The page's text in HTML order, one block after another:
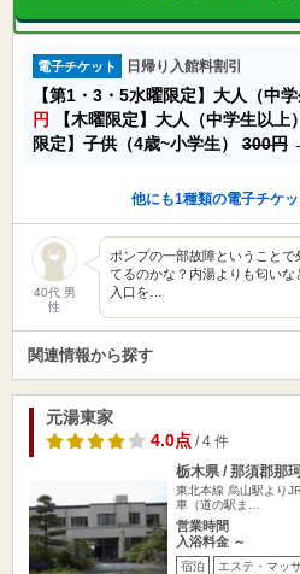
電子チケット 日帰り入館料割引
【第1・3・5水曜限定】大人（中学
円
【木曜限定】大人（中学生以上
限定】子供（4歳~小学生） 300円
他にも1種類の電子チケ
40代 男
性
ポンプの一部故障ということ
てるのかな？内湯よりも匂い
入口を…
関連情報から探す
元湯東家
4.0点/ 4 件
栃木県 / 那須郡那
東北本線 烏山駅より
車（道の駅ま…
営業時間
入浴料金 ～
宿泊 エステ・マッ